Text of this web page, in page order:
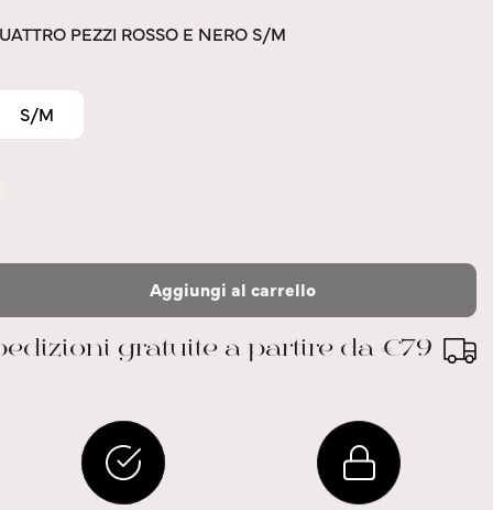
PEZZI ROSSO E NERO S/M
S/M
Aggiungi al carrello
gratuite a partire da €79